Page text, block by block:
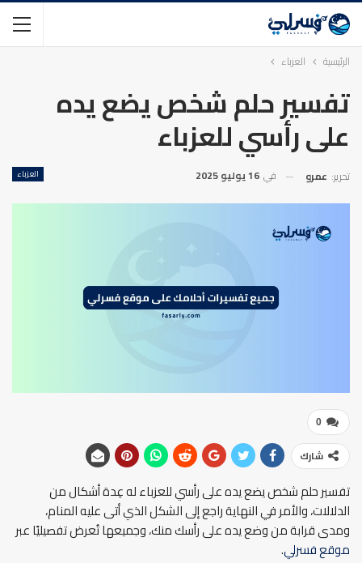
الرئيسية العزباء
تفسير حلم شخص يضع يده
على رأسي للعزباء
العزباء تحرير: عمرو في 16 يوليو 2025
0
شارك
تفسير حلم شخص يضع يده على رأسي للعزباء له عِدة أشكال من
الدلالات، والأمر في النهاية راجع إلى الشكل الذي أتى عليه المنام،
ومدى قرابة من وضع يده على رأسك منك، وجميعها تُعرض تفصيليًا عبر
موقع فسرلي.